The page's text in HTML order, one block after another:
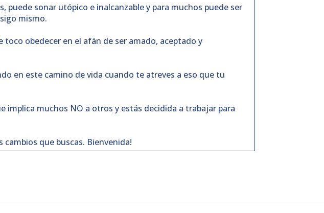
puede sonar utópico e inalcanzable y para muchos puede ser
mismo.
obedecer en el afán de ser amado, aceptado y
en este camino de vida cuando te atreves a eso que tu
implica muchos NO a otros y estás decidida a trabajar para
cambios que buscas. Bienvenida!